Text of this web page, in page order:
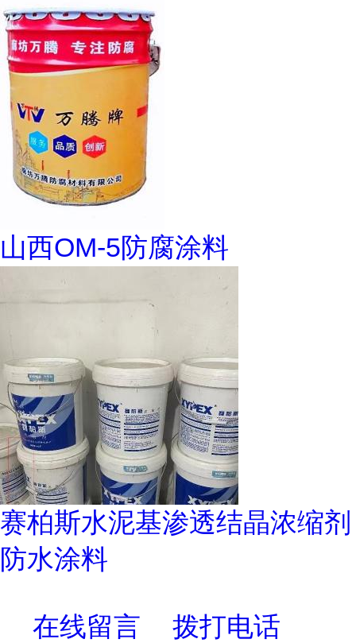
山西OM-5防腐涂料
赛柏斯水泥基渗透结晶浓缩剂
防水涂料
在线留言 拨打电话